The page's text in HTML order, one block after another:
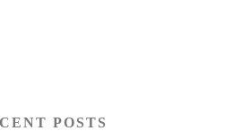
POSTS